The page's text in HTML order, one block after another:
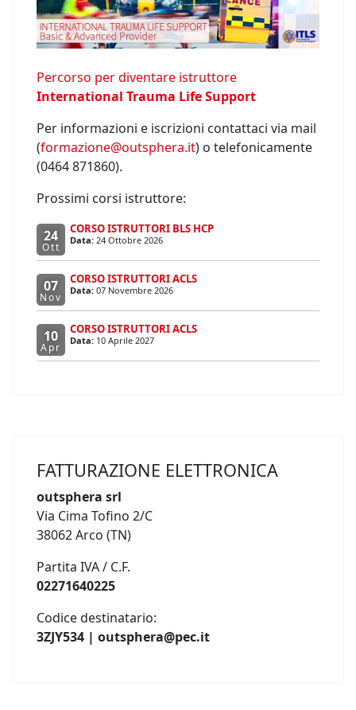
Percorso per diventare istruttore
International Trauma Life Support
Per informazioni e iscrizioni contattaci via mail
(formazione@outsphera.it) o telefonicamente
(0464 871860).
Prossimi corsi istruttore:
24
Ott
CORSO ISTRUTTORI BLS HCP
Data: 24 Ottobre 2026
07
Nov
CORSO ISTRUTTORI ACLS
Data: 07 Novembre 2026
10
Apr
CORSO ISTRUTTORI ACLS
Data: 10 Aprile 2027
FATTURAZIONE ELETTRONICA
outsphera srl
Via Cima Tofino 2/C
38062 Arco (TN)
Partita IVA / C.F.
02271640225
Codice destinatario:
3ZJY534 | outsphera@pec.it